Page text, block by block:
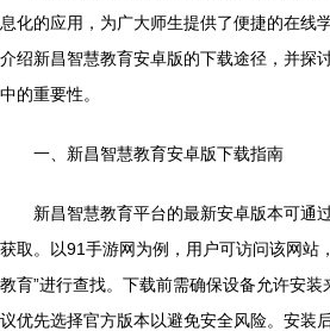
息化的应用，为广大师生提供了便捷的在线
介绍新昌智慧教育安卓版的下载途径，并探
中的重要性。
一、新昌智慧教育安卓版下载指南
新昌智慧教育平台的最新安卓版本可通
获取。以91手游网为例，用户可访问该网站
教育”进行查找。下载前需确保设备允许安
议优先选择官方版本以避免安全风险。安装